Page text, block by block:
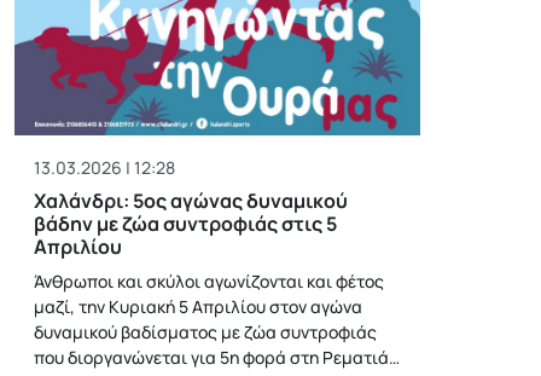
13.03.2026 | 12:28
Χαλάνδρι: 5ος αγώνας δυναμικού
βάδην με ζώα συντροφιάς στις 5
Απριλίου
Άνθρωποι και σκύλοι αγωνίζονται και φέτος
μαζί, την Κυριακή 5 Απριλίου στον αγώνα
δυναμικού βαδίσματος με ζώα συντροφιάς
που διοργανώνεται για 5η φορά στη Ρεματιά…